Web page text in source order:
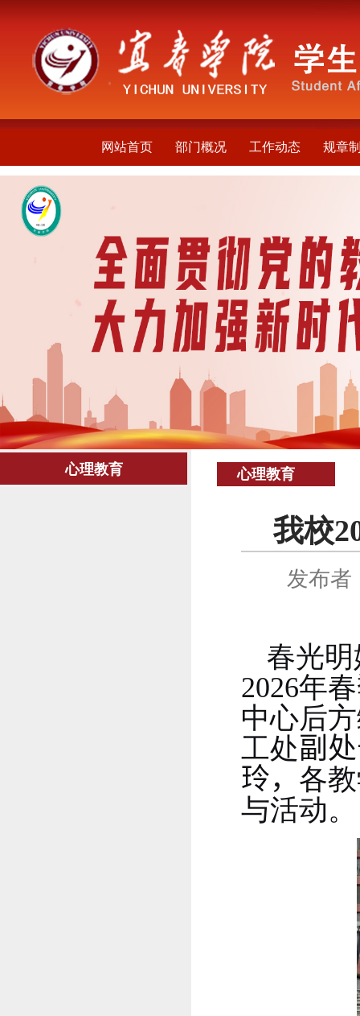
网站首页 部门概况 工作动态 规章
心理教育 心理教育
我校
发布者
春光
2026年
中心后
工处副
玲， 各
与活动。